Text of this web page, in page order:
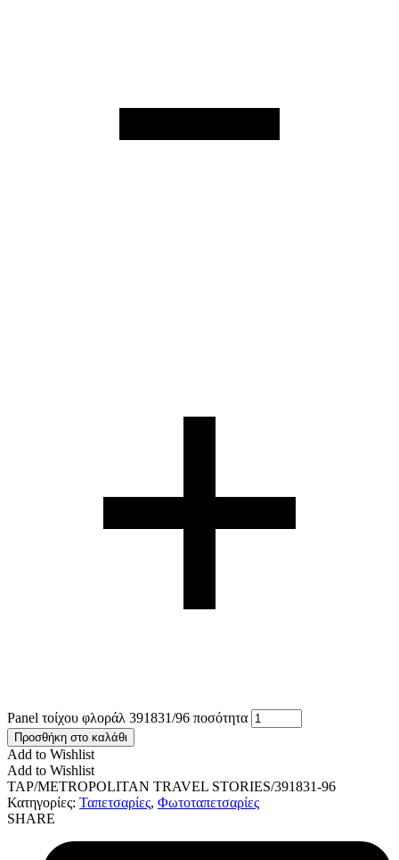
Panel τοίχου φλοράλ 391831/96 ποσότητα
Προσθήκη στο καλάθι
Add to Wishlist
Add to Wishlist
TAP/METROPOLITAN TRAVEL STORIES/391831-96
Κατηγορίες: Ταπετσαρίες, Φωτοταπετσαρίες
SHARE